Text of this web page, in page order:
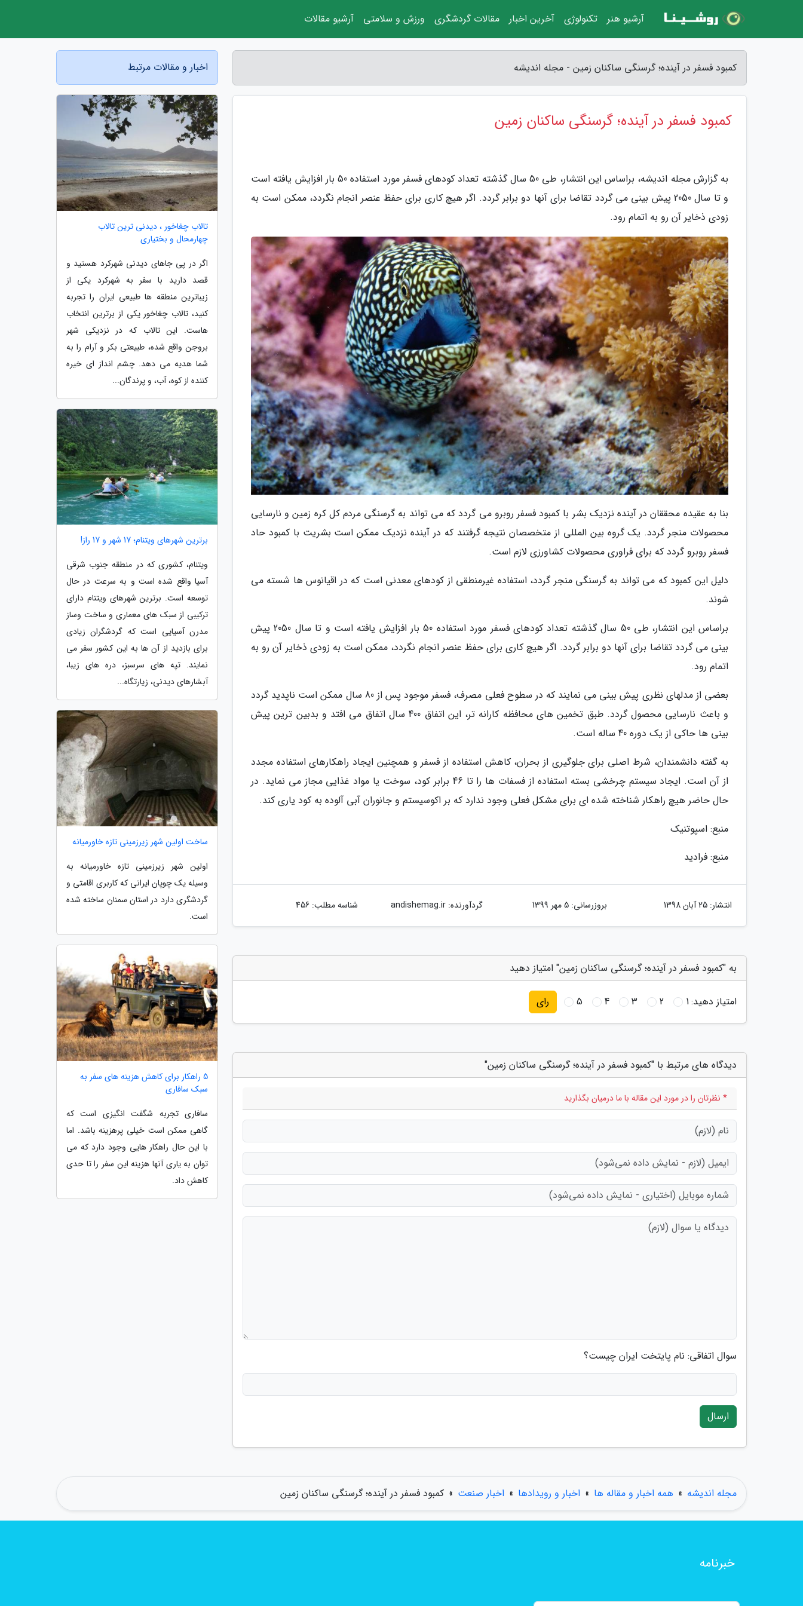
کمبود فسفر در آینده؛ گرسنگی ساکنان زمین - مجله اندیشه
کمبود فسفر در آینده؛ گرسنگی ساکنان زمین
به گزارش مجله اندیشه، براساس این انتشار، طی 50 سال گذشته تعداد کودهای فسفر مورد استفاده 50 بار افزایش یافته است
و تا سال 2050 پیش بینی می گردد تقاضا برای آنها دو برابر گردد. اگر هیچ کاری برای حفظ عنصر انجام نگردد، ممکن است به
زودی ذخایر آن رو به اتمام رود.
بنا به عقیده محققان در آینده نزدیک بشر با کمبود فسفر روبرو می گردد که می تواند به گرسنگی مردم کل کره زمین و نارسایی
محصولات منجر گردد. یک گروه بین المللی از متخصصان نتیجه گرفتند که در آینده نزدیک ممکن است بشریت با کمبود حاد
فسفر روبرو گردد که برای فراوری محصولات کشاورزی لازم است.
دلیل این کمبود که می تواند به گرسنگی منجر گردد، استفاده غیرمنطقی از کودهای معدنی است که در اقیانوس ها شسته می
شوند.
براساس این انتشار، طی 50 سال گذشته تعداد کودهای فسفر مورد استفاده 50 بار افزایش یافته است و تا سال 2050 پیش
بینی می گردد تقاضا برای آنها دو برابر گردد. اگر هیچ کاری برای حفظ عنصر انجام نگردد، ممکن است به زودی ذخایر آن رو به
اتمام رود.
بعضی از مدلهای نظری پیش بینی می نمایند که در سطوح فعلی مصرف، فسفر موجود پس از 80 سال ممکن است ناپدید گردد
و باعث نارسایی محصول گردد. طبق تخمین های محافظه کارانه تر، این اتفاق 400 سال اتفاق می افتد و بدبین ترین پیش
بینی ها حاکی از یک دوره 40 ساله است.
به گفته دانشمندان، شرط اصلی برای جلوگیری از بحران، کاهش استفاده از فسفر و همچنین ایجاد راهکارهای استفاده مجدد
از آن است. ایجاد سیستم چرخشی بسته استفاده از فسفات ها را تا 46 برابر کود، سوخت یا مواد غذایی مجاز می نماید. در
حال حاضر هیچ راهکار شناخته شده ای برای مشکل فعلی وجود ندارد که بر اکوسیستم و جانوران آبی آلوده به کود یاری کند.
منبع: اسپوتنیک
منبع: فرادید
انتشار: 25 آبان 1398 بروزرسانی: 5 مهر 1399 گردآورنده:andishemag.ir شناسه مطلب: 456
به "کمبود فسفر در آینده؛ گرسنگی ساکنان زمین" امتیاز دهید
امتیاز دهید:1
2
3
4
5 رای
دیدگاه های مرتبط با "کمبود فسفر در آینده؛ گرسنگی ساکنان زمین"
* نظرتان را در مورد این مقاله با ما درمیان بگذارید
سوال اتفاقی: نام پایتخت ایران چیست؟
ارسال
اخبار و مقالات مرتبط
تالاب چغاخور ، دیدنی ترین تالاب
چهارمحال و بختیاری
اگر در پی جاهای دیدنی شهرکرد هستید و
قصد دارید با سفر به شهرکرد یکی از
زیباترین منطقه ها طبیعی ایران را تجربه
کنید، تالاب چغاخور یکی از برترین انتخاب
هاست. این تالاب که در نزدیکی شهر
بروجن واقع شده، طبیعتی بکر و آرام را به
شما هدیه می دهد. چشم انداز ای خیره
کننده از کوه، آب، و پرندگان...
برترین شهرهای ویتنام؛ 17 شهر و 17 راز!
ویتنام، کشوری که در منطقه جنوب شرقی
آسیا واقع شده است و به سرعت در حال
توسعه است. برترین شهرهای ویتنام دارای
ترکیبی از سبک های معماری و ساخت وساز
مدرن آسیایی است که گردشگران زیادی
برای بازدید از آن ها به این کشور سفر می
نمایند. تپه های سرسبز، دره های زیبا،
آبشارهای دیدنی، زیارتگاه...
ساخت اولین شهر زیرزمینی تازه خاورمیانه
اولین شهر زیرزمینی تازه خاورمیانه به
وسیله یک چوپان ایرانی که کاربری اقامتی و
گردشگری دارد در استان سمنان ساخته شده
است.
5 راهکار برای کاهش هزینه های سفر به
سبک سافاری
سافاری تجربه شگفت انگیزی است که
گاهی ممکن است خیلی پرهزینه باشد. اما
با این حال راهکار هایی وجود دارد که می
توان به یاری آنها هزینه این سفر را تا حدی
کاهش داد.
مجله اندیشه » همه اخبار و مقاله ها » اخبار و رویدادها » اخبار صنعت » کمبود فسفر در آینده؛ گرسنگی ساکنان زمین
آرشیو هنر تکنولوژی آخرین اخبار مقالات گردشگری ورزش و سلامتی آرشیو مقالات
خبرنامه